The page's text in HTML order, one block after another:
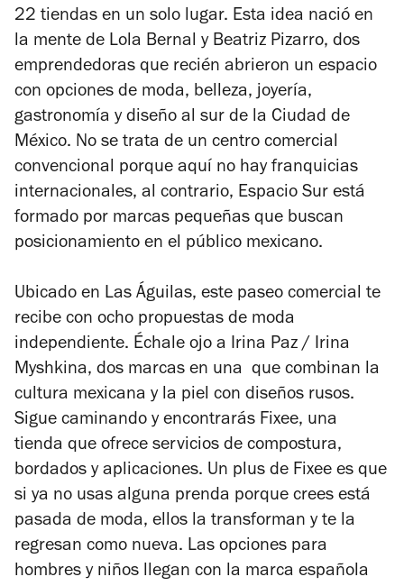
22 tiendas en un solo lugar. Esta idea nació en
la mente de Lola Bernal y Beatriz Pizarro, dos
emprendedoras que recién abrieron un espacio
con opciones de moda, belleza, joyería,
gastronomía y diseño al sur de la Ciudad de
México. No se trata de un centro comercial
convencional porque aquí no hay franquicias
internacionales, al contrario, Espacio Sur está
formado por marcas pequeñas que buscan
posicionamiento en el público mexicano.
Ubicado en Las Águilas, este paseo comercial te
recibe con ocho propuestas de moda
independiente. Échale ojo a Irina Paz / Irina
Myshkina, dos marcas en una que combinan la
cultura mexicana y la piel con diseños rusos.
Sigue caminando y encontrarás Fixee, una
tienda que ofrece servicios de compostura,
bordados y aplicaciones. Un plus de Fixee es que
si ya no usas alguna prenda porque crees está
pasada de moda, ellos la transforman y te la
regresan como nueva. Las opciones para
hombres y niños llegan con la marca española